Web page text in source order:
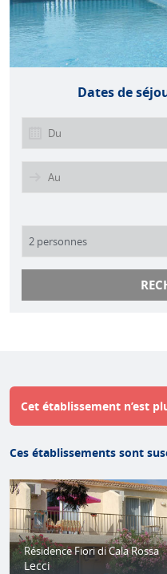
Dates de
Cet établissement n’est
Ces établissements sont
Résidence Fiori di Cala Rossa
Lecci